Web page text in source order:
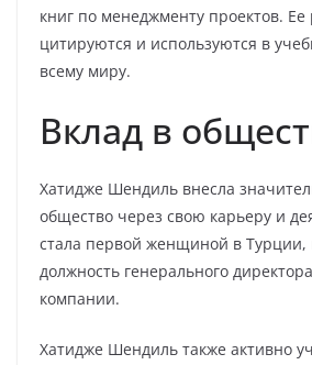
книг по менеджменту проектов.
цитируются и используются в
всему миру.
Вклад в
Хатидже Шендиль внесла
общество через свою карьеру и
стала первой женщиной в Турции,
должность генерального
компании.
Хатидже Шендиль также активно